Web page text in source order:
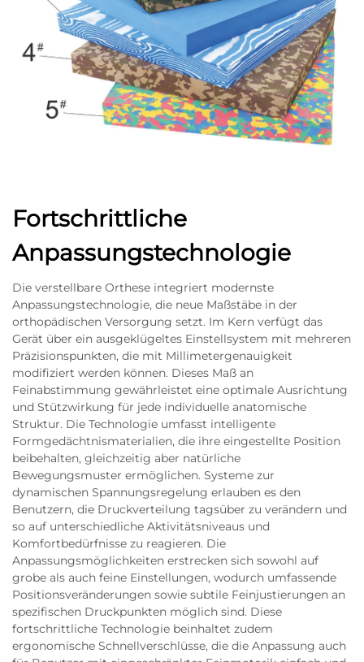
Fortschrittliche
Anpassungstechnologie
Die verstellbare Orthese integriert modernste
Anpassungstechnologie, die neue Maßstäbe in der
orthopädischen Versorgung setzt. Im Kern verfügt das
Gerät über ein ausgeklügeltes Einstellsystem mit mehreren
Präzisionspunkten, die mit Millimetergenauigkeit
modifiziert werden können. Dieses Maß an
Feinabstimmung gewährleistet eine optimale Ausrichtung
und Stützwirkung für jede individuelle anatomische
Struktur. Die Technologie umfasst intelligente
Formgedächtnismaterialien, die ihre eingestellte Position
beibehalten, gleichzeitig aber natürliche
Bewegungsmuster ermöglichen. Systeme zur
dynamischen Spannungsregelung erlauben es den
Benutzern, die Druckverteilung tagsüber zu verändern und
so auf unterschiedliche Aktivitätsniveaus und
Komfortbedürfnisse zu reagieren. Die
Anpassungsmöglichkeiten erstrecken sich sowohl auf
grobe als auch feine Einstellungen, wodurch umfassende
Positionsveränderungen sowie subtile Feinjustierungen an
spezifischen Druckpunkten möglich sind. Diese
fortschrittliche Technologie beinhaltet zudem
ergonomische Schnellverschlüsse, die die Anpassung auch